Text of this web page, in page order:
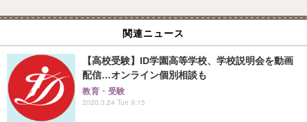
関連ニュース
【高校受験】ID学園高等学校、学校説明会を動画
配信…オンライン個別相談も
教育・受験
2020.3.24 Tue 9:15